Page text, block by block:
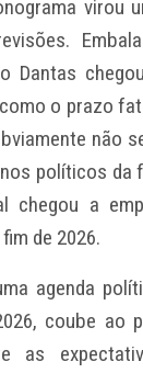
virou
Dantas
o prazo
não
políticos da
chegou a
de 2026.
agenda
coube ao
as